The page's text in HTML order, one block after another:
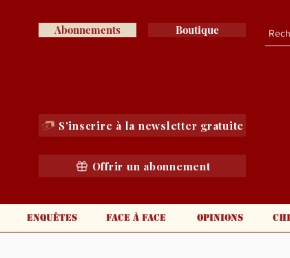
Abonnements Boutique
S'inscrire à la newsletter gratuite
Offrir un abonnement
Enquêtes Face à face Opinions